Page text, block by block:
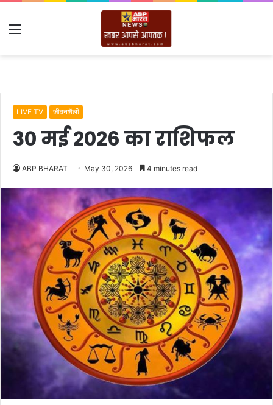
Menu
LIVE TV जीवनशैली
30 मई 2026 का राशिफल
ABP BHARAT May 30, 2026 4 minutes read